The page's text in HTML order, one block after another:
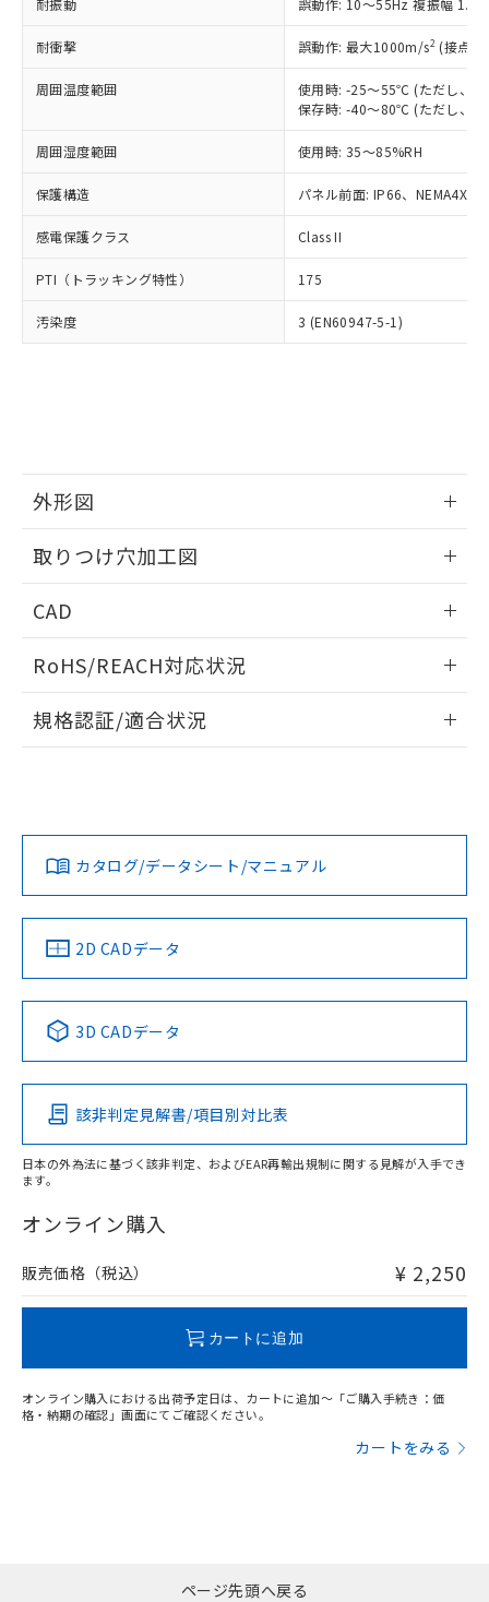
耐振動 誤動作: 10～55Hz 複振幅
耐衝撃 誤動作: 最大1000m/s2 (接点
周囲温度範囲
使用時: -25～55℃ (ただし、氷
保存時: -40～80℃ (ただし、氷
周囲湿度範囲 使用時: 35～85%RH
保護構造 パネル前面: IP66、NEMA4X,
感電保護クラス Class II
PTI（トラッキング特性） 175
汚染度 3 (EN60947-5-1)
外形図
取りつけ穴加工図
CAD
ドすることができます。
ログイン/会員登録
ダウンロードデータをご利用いただく前に、以下を必ずお読
みください。
ソフトウェアの使用条件
RoHS/REACH対応状況
EU RoHS 注意事項・凡例
対応済み
中国 RoHS 注意事項・凡例
Pb Hg Cd Cr(VI)
O
在庫等で未対応品が混在する可能性があります。
問い合わせください。
規格認証/適合状況
LR型式承認
（イギリス
船舶規格）
DNV型式承認
（ノルウェー
BV型式承認
（フランス
KR型式
（韓国
No No No No
この製品の規格認証/適合状況ページへ
その他の認証はこちらのページからご検索ください
カタログ/データシート/マニュアル
2D CADデータ
3D CADデータ
該非判定見解書/項目別対比表
日本の外為法に基づく該非判定、およびEAR再輸出規制に関する見解が入手でき
ます。
オンライン購入
販売価格（税込） ¥ 2,250
カートに追加
オンライン購入における出荷予定日は、カートに追加～「ご購入手続き：価
格・納期の確認」画面にてご確認ください。
カートをみる
正式な納期状況および標準価格はお客
様のお取引先、またはお客様担当のオ
ムロン制御機器販売店・当社販売員に
オムロン制御機器販売店や当社販売拠
販売ネットワーク
」をご確認
在庫状況および標準価格結果を当社の
事前の承諾なく第三者に漏洩または開
示しないようお願いします。
マイパーツ機能（部品リスト作成サー
ビス）をご利用いただくには、I-Web
メンバーズにご登録されている必要が
お客様が当ウェブサイト上で当社にご
指します。
但し、RoHS指令で産業用監視および制御機器に対する
適用除外項目は除く。
フタル酸エステル類の４物質については閾値を超える意
図的な使用がないことを確認しています。
部品在庫の切り替え状況などにより、予定
月が前後することがあります。
※3 非含有証明書ダウンロード
51物質の非含有証明書（当社基準）
※本証明書は発行日時点で非含有を証明す
るもので、過去に遡って非含有を証明する
ものではありません。
また、RoHS指令のフタル酸エステル類４
欄に対応日を記載しておりました。
既に当社にて対応品への在庫切替を完了
していることから、特段のことがない限
り、2022年1月12日より割愛しておりま
す。
DBP(フタル酸ジブチル) : 1000ppm、 DIBP(フタル酸ジ
イソブチル) : 1000ppm、 BBP(フタル酸ブチルベンジ
DEHP(フタル酸ビス(2-エチルヘキシル)) : 1000ppm
準値以下であることを示します。
「10」：通常の使用状況下において有害物
質が外部に漏えいし、環境に深刻な影響を
及ぼさない年数を意味します。
「－」：未確認です。当社販売部門へお問
全に破砕するなど、違法に輸出されな
いよう必要な手段を講じます。
当社は貴社製品を、核兵器、ミサイ
ル、化学兵器、生物兵器またはその他
武器並びにこれらの製造装置等に一切
当社は、貴社製品を第三者に販売する
場合は、上記1、2および3の内容を当
該第三者に通知します。また当社は、
販売先および販売に係わる関係者が違
法に輸出するおそれがある場合は、取
り引きをいたしません。
一定数には満たないが在庫あり
－
在庫なし(最新の在庫状況につ
いては、お客様のお取引先、ま
たはお客様担当のオムロン制御
機器販売店・当社販売員にご確
空
受注生産機種、また在庫状況の
情報を公開していない機種
ページ先頭へ戻る